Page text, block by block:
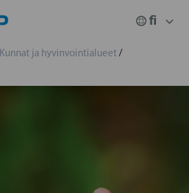
Kunnat ja hyvinvointialueet/